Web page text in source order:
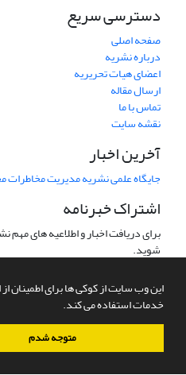
این وب سایت از کوکی ها برای اطمینان از
خدمات استفاده می کند.
متوجه شدم
دسترسی سریع
صفحه اصلی
درباره نشریه
اعضای هیات تحریریه
ارسال مقاله
تماس با ما
نقشه سایت
آخرین اخبار
جایگاه علمی نشریه مدیریت مخاطرات
اشتراک خبرنامه
برای دریافت اخبار و اطلاعیه های
شوید.
سامانه مدیریت نشریات علمی.طراحی